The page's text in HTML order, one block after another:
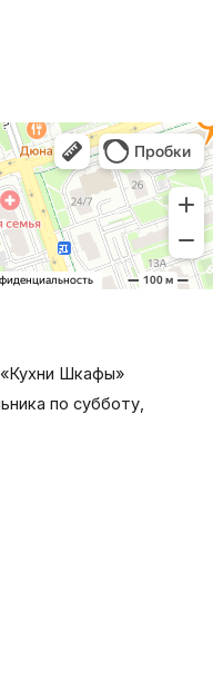
Шкафы»
по субботу,